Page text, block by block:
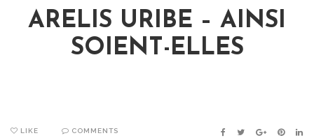
ARELIS URIBE – AINSI
SOIENT-ELLES
LIKE COMMENTS FACEBOOK
TWITTER
GOOGLE+